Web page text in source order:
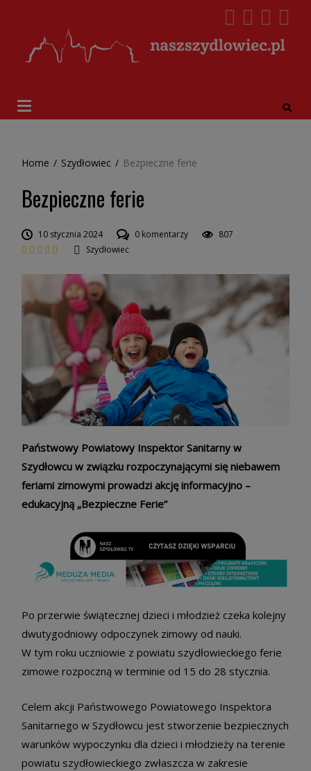
Home / Szydłowiec / Bezpieczne ferie
Bezpieczne ferie
10 stycznia 2024 0 komentarzy
807
Szydłowiec
Państwowy Powiatowy Inspektor Sanitarny w
Szydłowcu w związku rozpoczynającymi się niebawem
feriami zimowymi prowadzi akcję informacyjno –
edukacyjną „Bezpieczne Ferie”
Po przerwie świątecznej dzieci i młodzież czeka kolejny
dwutygodniowy odpoczynek zimowy od nauki.
W tym roku uczniowie z powiatu szydłowieckiego ferie
zimowe rozpoczną w terminie od 15 do 28 stycznia.
Celem akcji Państwowego Powiatowego Inspektora
Sanitarnego w Szydłowcu jest stworzenie bezpiecznych
warunków wypoczynku dla dzieci i młodzieży na terenie
powiatu szydłowieckiego zwłaszcza w zakresie